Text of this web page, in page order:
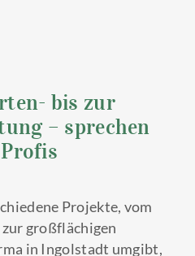
bis zur
– sprechen
Projekte, vom
großflächigen
in Ingolstadt umgibt,